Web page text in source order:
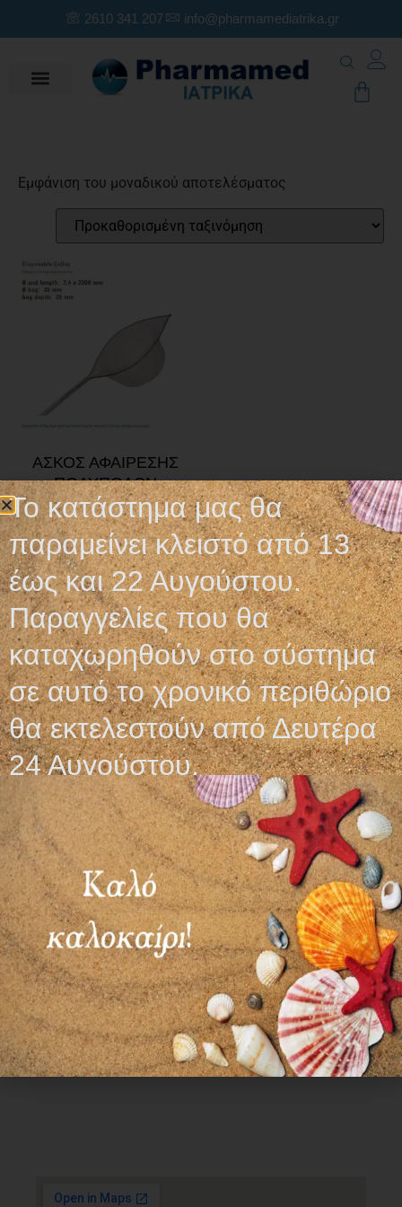
2610 341 207 info@pharmamediatrika.gr
Εμφάνιση του μοναδικού αποτελέσματος
ΑΣΚΟΣ ΑΦΑΙΡΕΣΗΣ
ΠΟΛΥΠΟΔΩΝ
59,00€
Προσθήκη στο καλάθι
Ωράριο λειτουργίας
ΕΙΔΙΚΟ ΘΕΡΙΝΟ ΩΡΑΡΙΟ
ΔΕΥ-ΠΑΡ: 09:00-14:30
ΣΑΒ – ΚΥΡ: ΚΛΕΙΣΤΑ
Χρήσιμα Links
Όροι Χρήσης
Πολιτική απορρήτου
Τρόποι πληρωμής
Τρόποι αποστολής
Το κατάστημα μας θα
παραμείνει κλειστό από 13
έως και 22 Αυγούστου.
Παραγγελίες που θα
καταχωρηθούν στο σύστημα
σε αυτό το χρονικό περιθώριο
θα εκτελεστούν από Δευτέρα
24 Αυγούστου.